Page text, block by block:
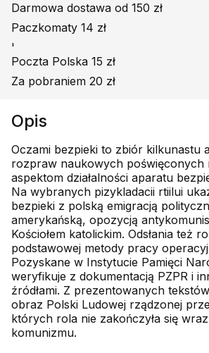
Darmowa dostawa od 150 zł
Paczkomaty 14 zł
'
Poczta Polska 15 zł
Za pobraniem 20 zł
Opis
Oczami bezpieki to zbiór kilkunastu
rozpraw naukowych poświęconych
aspektom działalności aparatu
Na wybranych pizykladacii rtiilui
bezpieki z polską emigracją
amerykańską, opozycją
Kościołem katolickim. Odsłania też
podstawowej metody pracy
Pozyskane w Instytucie Pamięci
weryfikuje z dokumentacją PZPR i
źródłami. Z prezentowanych
obraz Polski Ludowej rządzonej
których rola nie zakończyła się
komunizmu.